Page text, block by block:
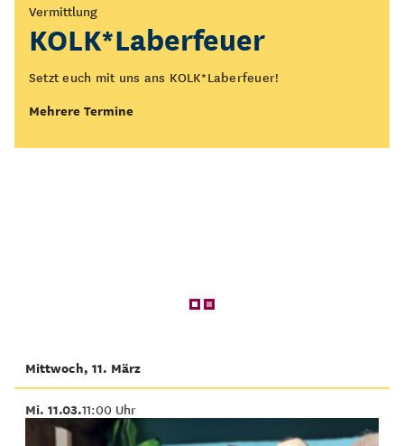
Vermittlung
KOLK*Laberfeuer
Setzt euch mit uns ans KOLK*Laberfeuer!
Mehrere Termine
Führung
Öffentliche Führung
durch die Ausstellung
„Figurentheater - Spiel
des Lebens“
Mittwoch, 11. März
Mi. 11.03.11:00 Uhr